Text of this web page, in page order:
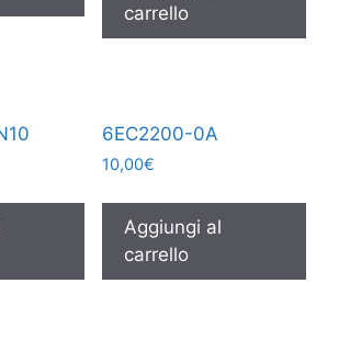
carrello
6EC2200-0A
10,00€
Aggiungi al
carrello